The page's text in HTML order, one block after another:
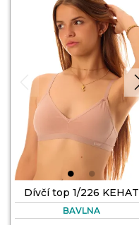
Dívčí top 1/226 KEHAT
BAVLNA